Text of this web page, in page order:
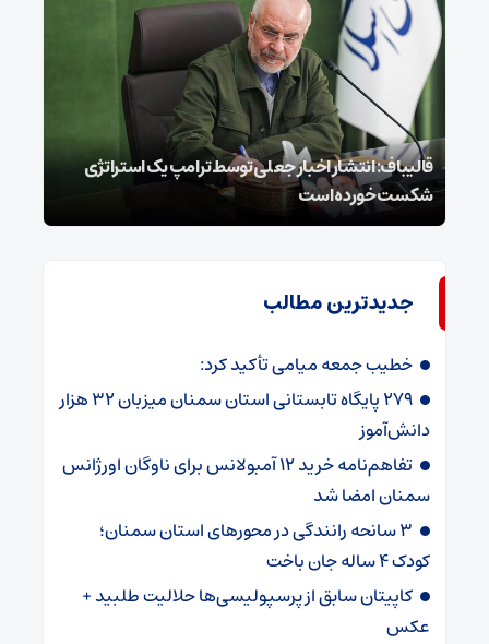
قالیباف: انتشار اخبار جعلی توسط ترامپ یک استراتژی
شکست خورده است
جدیدترین مطالب
خطیب جمعه میامی تأکید کرد:
۲۷۹ پایگاه تابستانی استان سمنان میزبان ۳۲ هزار
دانش‌آموز
تفاهم‌نامه خرید ۱۲ آمبولانس برای ناوگان اورژانس
سمنان امضا شد
۳ سانحه رانندگی در محورهای استان سمنان؛
کودک ۴ ساله جان باخت
کاپیتان سابق از پرسپولیسی‌ها حلالیت طلبید +
عکس